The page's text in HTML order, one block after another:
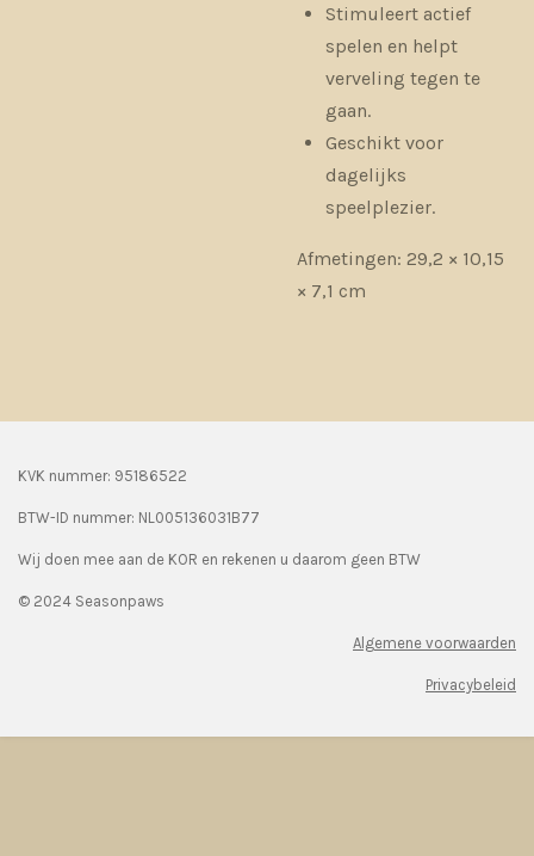
Stimuleert actief
spelen en helpt
verveling tegen te
gaan.
Geschikt voor
dagelijks
speelplezier.
Afmetingen: 29,2 × 10,15
× 7,1 cm
KVK nummer: 95186522
BTW-ID nummer: NL005136031B77
Wij doen mee aan de KOR en rekenen u daarom geen BTW
© 2024 Seasonpaws
Algemene voorwaarden
Privacybeleid